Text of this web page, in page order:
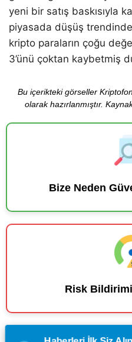
yeni bir satış baskısıyla
piyasada düşüş
kripto paraların çoğu
3’ünü çoktan kaybetmiş
Bu içerikteki görseller
olarak hazırlanmıştır.
Bize Neden
Risk Bildirimi